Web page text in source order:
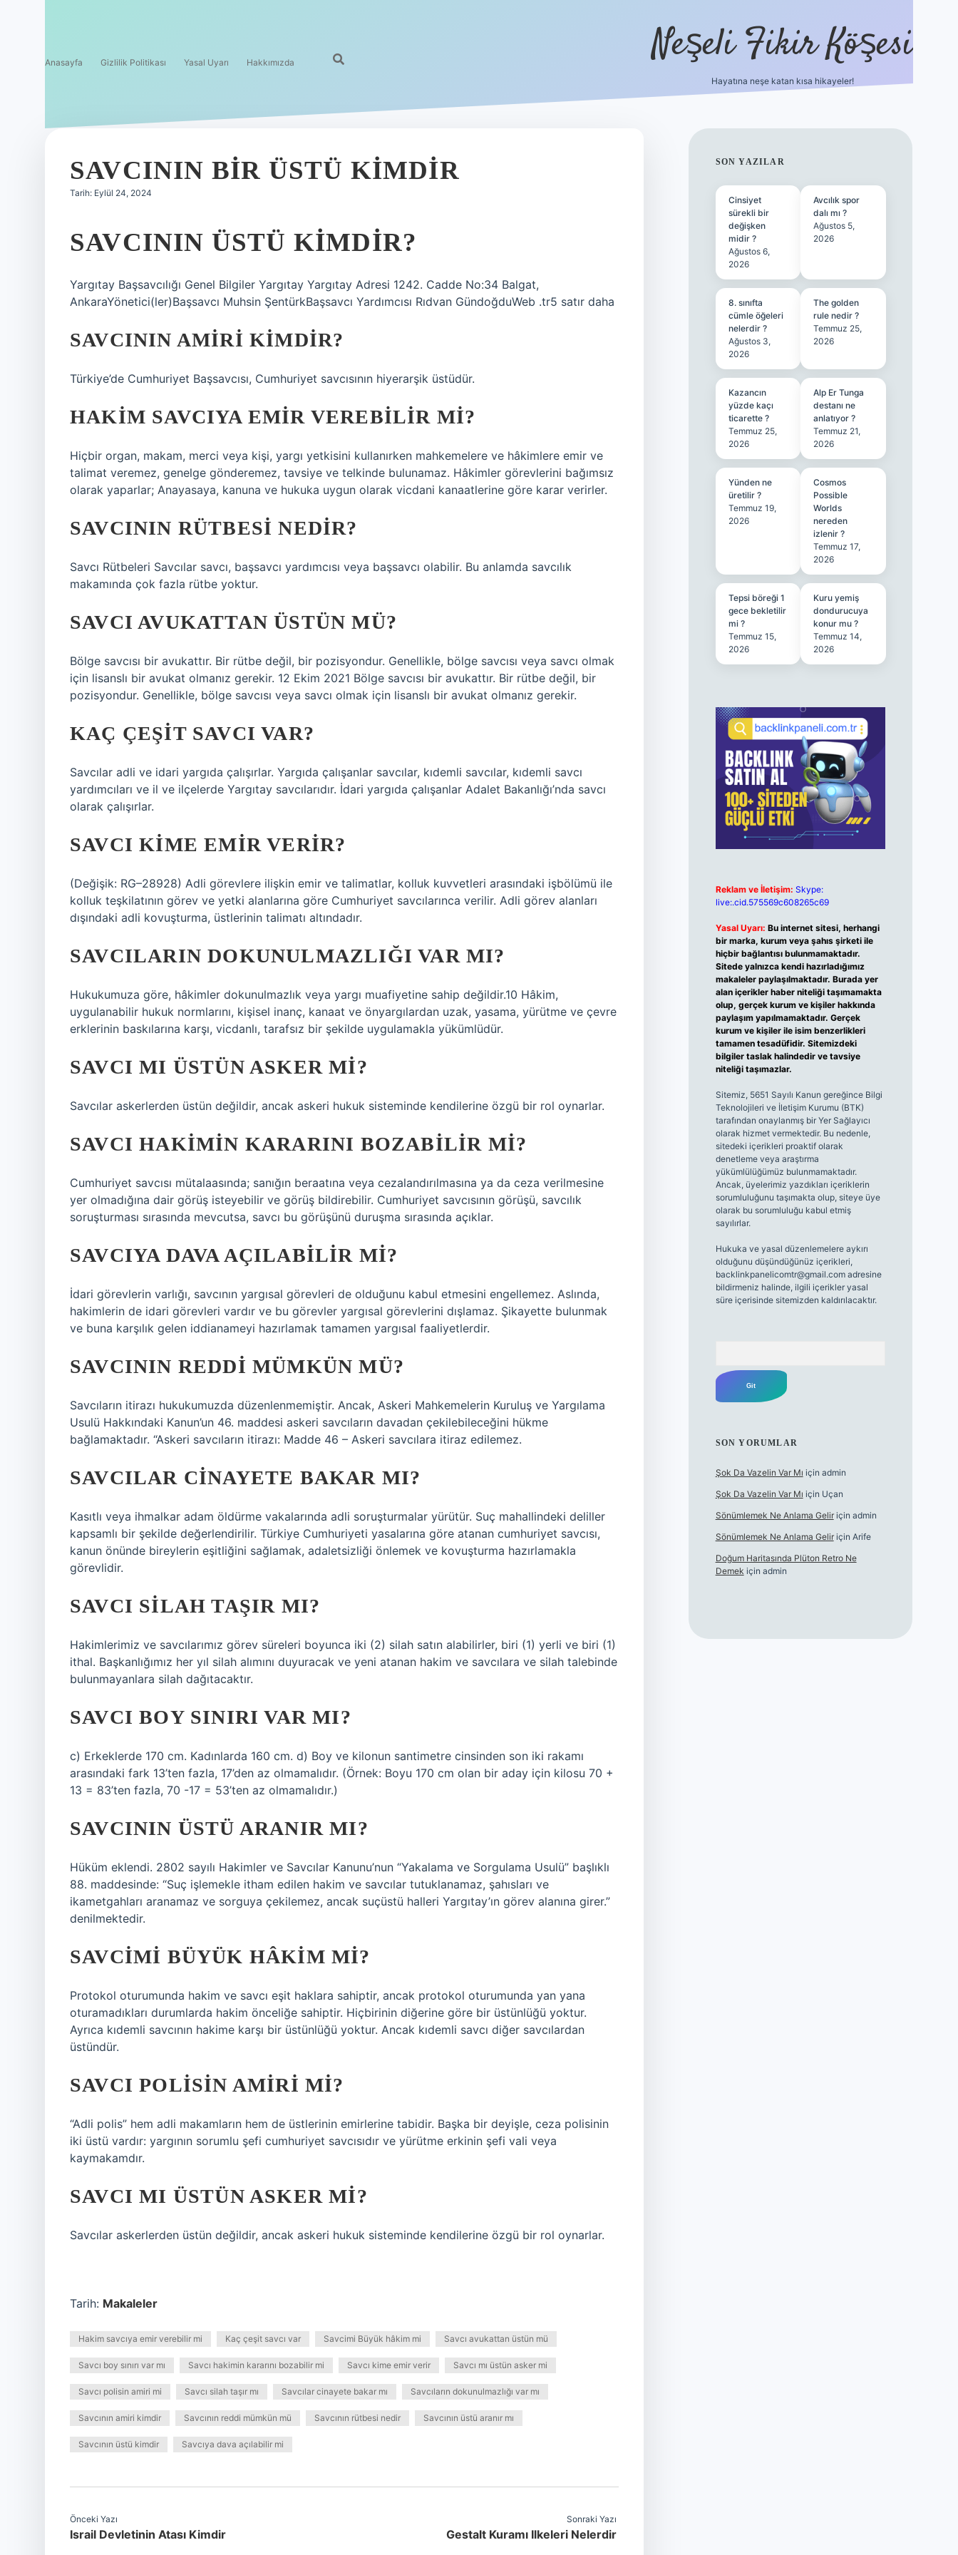
Anasayfa Gizlilik Politikası Yasal Uyarı Hakkımızda Neşeli Fikir Köşesi
Hayatına neşe katan kısa hikayeler!
SAVCININ BIR ÜSTÜ KIMDIR
Tarih: Eylül 24, 2024
SAVCININ ÜSTÜ KIMDIR?
Yargıtay Başsavcılığı Genel Bilgiler Yargıtay Yargıtay Adresi 1242. Cadde No:34 Balgat,
AnkaraYönetici(ler)Başsavcı Muhsin ŞentürkBaşsavcı Yardımcısı Rıdvan GündoğduWeb .tr5 satır daha
SAVCININ AMIRI KIMDIR?
Türkiye’de Cumhuriyet Başsavcısı, Cumhuriyet savcısının hiyerarşik üstüdür.
HAKIM SAVCIYA EMIR VEREBILIR MI?
Hiçbir organ, makam, merci veya kişi, yargı yetkisini kullanırken mahkemelere ve hâkimlere emir ve
talimat veremez, genelge gönderemez, tavsiye ve telkinde bulunamaz. Hâkimler görevlerini bağımsız
olarak yaparlar; Anayasaya, kanuna ve hukuka uygun olarak vicdani kanaatlerine göre karar verirler.
SAVCININ RÜTBESI NEDIR?
Savcı Rütbeleri Savcılar savcı, başsavcı yardımcısı veya başsavcı olabilir. Bu anlamda savcılık
makamında çok fazla rütbe yoktur.
SAVCI AVUKATTAN ÜSTÜN MÜ?
Bölge savcısı bir avukattır. Bir rütbe değil, bir pozisyondur. Genellikle, bölge savcısı veya savcı olmak
için lisanslı bir avukat olmanız gerekir. 12 Ekim 2021 Bölge savcısı bir avukattır. Bir rütbe değil, bir
pozisyondur. Genellikle, bölge savcısı veya savcı olmak için lisanslı bir avukat olmanız gerekir.
KAÇ ÇEŞIT SAVCI VAR?
Savcılar adli ve idari yargıda çalışırlar. Yargıda çalışanlar savcılar, kıdemli savcılar, kıdemli savcı
yardımcıları ve il ve ilçelerde Yargıtay savcılarıdır. İdari yargıda çalışanlar Adalet Bakanlığı’nda savcı
olarak çalışırlar.
SAVCI KIME EMIR VERIR?
(Değişik: RG–28928) Adli görevlere ilişkin emir ve talimatlar, kolluk kuvvetleri arasındaki işbölümü ile
kolluk teşkilatının görev ve yetki alanlarına göre Cumhuriyet savcılarınca verilir. Adli görev alanları
dışındaki adli kovuşturma, üstlerinin talimatı altındadır.
SAVCILARIN DOKUNULMAZLIĞI VAR MI?
Hukukumuza göre, hâkimler dokunulmazlık veya yargı muafiyetine sahip değildir.10 Hâkim,
uygulanabilir hukuk normlarını, kişisel inanç, kanaat ve önyargılardan uzak, yasama, yürütme ve çevre
erklerinin baskılarına karşı, vicdanlı, tarafsız bir şekilde uygulamakla yükümlüdür.
SAVCI MI ÜSTÜN ASKER MI?
Savcılar askerlerden üstün değildir, ancak askeri hukuk sisteminde kendilerine özgü bir rol oynarlar.
SAVCI HAKIMIN KARARINI BOZABILIR MI?
Cumhuriyet savcısı mütalaasında; sanığın beraatına veya cezalandırılmasına ya da ceza verilmesine
yer olmadığına dair görüş isteyebilir ve görüş bildirebilir. Cumhuriyet savcısının görüşü, savcılık
soruşturması sırasında mevcutsa, savcı bu görüşünü duruşma sırasında açıklar.
SAVCIYA DAVA AÇILABILIR MI?
İdari görevlerin varlığı, savcının yargısal görevleri de olduğunu kabul etmesini engellemez. Aslında,
hakimlerin de idari görevleri vardır ve bu görevler yargısal görevlerini dışlamaz. Şikayette bulunmak
ve buna karşılık gelen iddianameyi hazırlamak tamamen yargısal faaliyetlerdir.
SAVCININ REDDI MÜMKÜN MÜ?
Savcıların itirazı hukukumuzda düzenlenmemiştir. Ancak, Askeri Mahkemelerin Kuruluş ve Yargılama
Usulü Hakkındaki Kanun’un 46. maddesi askeri savcıların davadan çekilebileceğini hükme
bağlamaktadır. “Askeri savcıların itirazı: Madde 46 – Askeri savcılara itiraz edilemez.
SAVCILAR CINAYETE BAKAR MI?
Kasıtlı veya ihmalkar adam öldürme vakalarında adli soruşturmalar yürütür. Suç mahallindeki deliller
kapsamlı bir şekilde değerlendirilir. Türkiye Cumhuriyeti yasalarına göre atanan cumhuriyet savcısı,
kanun önünde bireylerin eşitliğini sağlamak, adaletsizliği önlemek ve kovuşturma hazırlamakla
görevlidir.
SAVCI SILAH TAŞIR MI?
Hakimlerimiz ve savcılarımız görev süreleri boyunca iki (2) silah satın alabilirler, biri (1) yerli ve biri (1)
ithal. Başkanlığımız her yıl silah alımını duyuracak ve yeni atanan hakim ve savcılara ve silah talebinde
bulunmayanlara silah dağıtacaktır.
SAVCI BOY SINIRI VAR MI?
c) Erkeklerde 170 cm. Kadınlarda 160 cm. d) Boy ve kilonun santimetre cinsinden son iki rakamı
arasındaki fark 13’ten fazla, 17’den az olmamalıdır. (Örnek: Boyu 170 cm olan bir aday için kilosu 70 +
13 = 83’ten fazla, 70 -17 = 53’ten az olmamalıdır.)
SAVCININ ÜSTÜ ARANIR MI?
Hüküm eklendi. 2802 sayılı Hakimler ve Savcılar Kanunu’nun “Yakalama ve Sorgulama Usulü” başlıklı
88. maddesinde: “Suç işlemekle itham edilen hakim ve savcılar tutuklanamaz, şahısları ve
ikametgahları aranamaz ve sorguya çekilemez, ancak suçüstü halleri Yargıtay’ın görev alanına girer.”
denilmektedir.
SAVCIMI BÜYÜK HÂKIM MI?
Protokol oturumunda hakim ve savcı eşit haklara sahiptir, ancak protokol oturumunda yan yana
oturamadıkları durumlarda hakim önceliğe sahiptir. Hiçbirinin diğerine göre bir üstünlüğü yoktur.
Ayrıca kıdemli savcının hakime karşı bir üstünlüğü yoktur. Ancak kıdemli savcı diğer savcılardan
üstündür.
SAVCI POLISIN AMIRI MI?
“Adli polis” hem adli makamların hem de üstlerinin emirlerine tabidir. Başka bir deyişle, ceza polisinin
iki üstü vardır: yargının sorumlu şefi cumhuriyet savcısıdır ve yürütme erkinin şefi vali veya
kaymakamdır.
SAVCI MI ÜSTÜN ASKER MI?
Savcılar askerlerden üstün değildir, ancak askeri hukuk sisteminde kendilerine özgü bir rol oynarlar.
Tarih: Makaleler
Hakim savcıya emir verebilir mi Kaç çeşit savcı var Savcimi Büyük hâkim mi Savcı avukattan üstün mü
Savcı boy sınırı var mı Savcı hakimin kararını bozabilir mi Savcı kime emir verir Savcı mı üstün asker mi
Savcı polisin amiri mi Savcı silah taşır mı Savcılar cinayete bakar mı Savcıların dokunulmazlığı var mı
Savcının amiri kimdir Savcının reddi mümkün mü Savcının rütbesi nedir Savcının üstü aranır mı
Savcının üstü kimdir Savcıya dava açılabilir mi
Önceki Yazı
Israil Devletinin Atası Kimdir
Sonraki Yazı
Gestalt Kuramı Ilkeleri Nelerdir
SIDEBAR
SON YAZILAR
Cinsiyet
sürekli bir
değişken
midir ?
Ağustos 6,
2026
Avcılık spor
dalı mı ?
Ağustos 5,
2026
8. sınıfta
cümle öğeleri
nelerdir ?
Ağustos 3,
2026
The golden
rule nedir ?
Temmuz 25,
2026
Kazancın
yüzde kaçı
ticarette ?
Temmuz 25,
2026
Alp Er Tunga
destanı ne
anlatıyor ?
Temmuz 21,
2026
Yünden ne
üretilir ?
Temmuz 19,
2026
Cosmos
Possible
Worlds
nereden
izlenir ?
Temmuz 17,
2026
Tepsi böreği 1
gece bekletilir
mi ?
Temmuz 15,
2026
Kuru yemiş
dondurucuya
konur mu ?
Temmuz 14,
2026
Reklam ve İletişim: Skype:
live:.cid.575569c608265c69
Yasal Uyarı: Bu internet sitesi, herhangi
bir marka, kurum veya şahıs şirketi ile
hiçbir bağlantısı bulunmamaktadır.
Sitede yalnızca kendi hazırladığımız
makaleler paylaşılmaktadır. Burada yer
alan içerikler haber niteliği taşımamakta
olup, gerçek kurum ve kişiler hakkında
paylaşım yapılmamaktadır. Gerçek
kurum ve kişiler ile isim benzerlikleri
tamamen tesadüfidir. Sitemizdeki
bilgiler taslak halindedir ve tavsiye
niteliği taşımazlar.
Sitemiz, 5651 Sayılı Kanun gereğince Bilgi
Teknolojileri ve İletişim Kurumu (BTK)
tarafından onaylanmış bir Yer Sağlayıcı
olarak hizmet vermektedir. Bu nedenle,
sitedeki içerikleri proaktif olarak
denetleme veya araştırma
yükümlülüğümüz bulunmamaktadır.
Ancak, üyelerimiz yazdıkları içeriklerin
sorumluluğunu taşımakta olup, siteye üye
olarak bu sorumluluğu kabul etmiş
sayılırlar.
Hukuka ve yasal düzenlemelere aykırı
olduğunu düşündüğünüz içerikleri,
backlinkpanelicomtr@gmail.comadresine
bildirmeniz halinde, ilgili içerikler yasal
süre içerisinde sitemizden kaldırılacaktır.
SON YORUMLAR
Şok Da Vazelin Var Mı için admin
Şok Da Vazelin Var Mı için Uçan
Sönümlemek Ne Anlama Geliriçin admin
Sönümlemek Ne Anlama Geliriçin Arife
Doğum Haritasında Plüton Retro Ne
Demek için admin
ilbet giriş